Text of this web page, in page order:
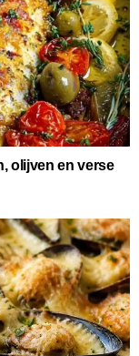
olijven en verse